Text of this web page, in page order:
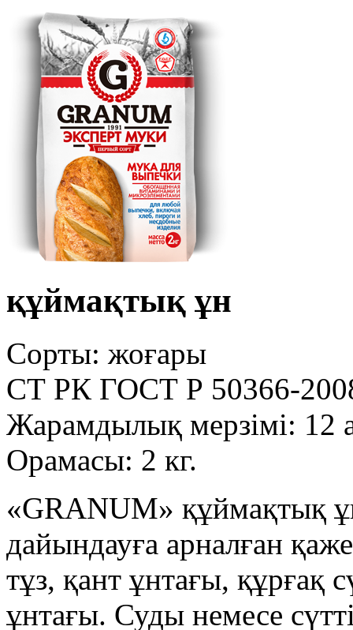
құймақтық ұн
Сорты: жоғары
СТ РК ГОСТ Р 50366-
Жарамдылық мерзімі: 12
Орамасы: 2 кг.
«GRANUM» құймақтық
дайындауға арналған
тұз, қант ұнтағы, құрғақ
ұнтағы. Суды немесе